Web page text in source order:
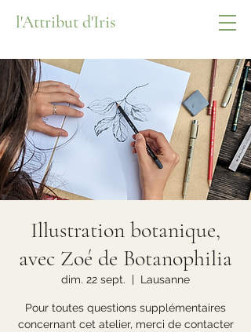
l'Attribut d'Iris
Illustration botanique,
avec Zoé de Botanophilia
dim. 22 sept.
  |
Lausanne
Pour toutes questions supplémentaires
concernant cet atelier, merci de contacter